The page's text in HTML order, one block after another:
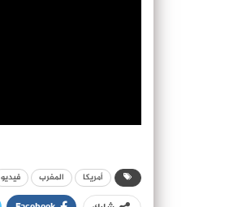
أمريكا المغرب فيديو